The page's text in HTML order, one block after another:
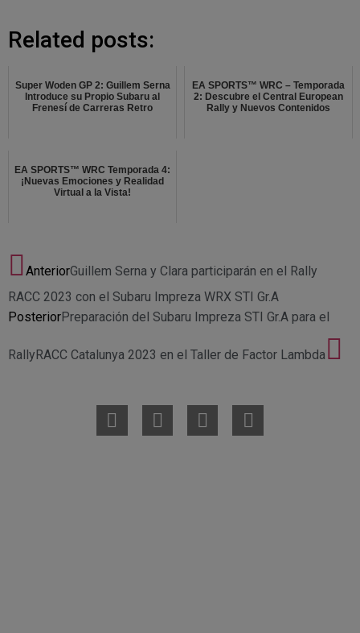
Related posts:
Super Woden GP 2: Guillem Serna
Introduce su Propio Subaru al
Frenesí de Carreras Retro
EA SPORTS™ WRC – Temporada
2: Descubre el Central European
Rally y Nuevos Contenidos
EA SPORTS™ WRC Temporada 4:
¡Nuevas Emociones y Realidad
Virtual a la Vista!
AnteriorGuillem Serna y Clara participarán en el Rally
RACC 2023 con el Subaru Impreza WRX STI Gr.A
PosteriorPreparación del Subaru Impreza STI Gr.A para el
RallyRACC Catalunya 2023 en el Taller de Factor Lambda